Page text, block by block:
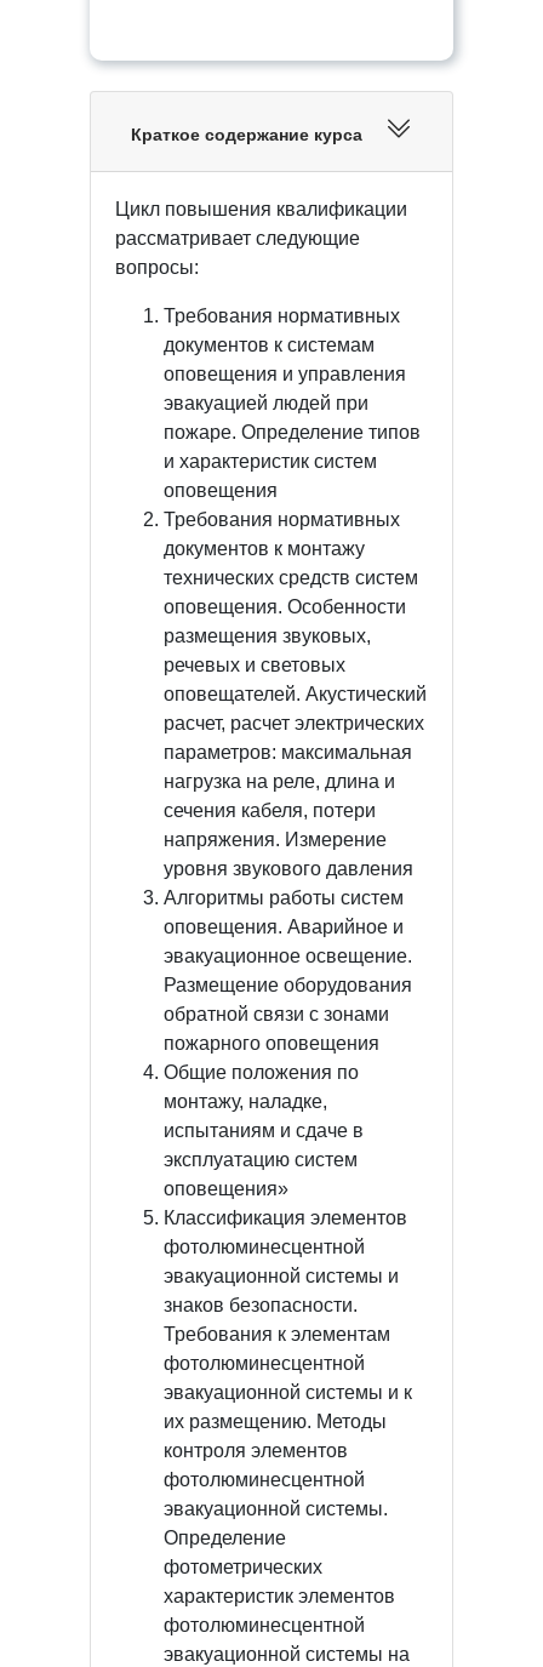
Краткое содержание курса
Цикл повышения квалификации
рассматривает следующие
вопросы:
Требования нормативных
документов к системам
оповещения и управления
эвакуацией людей при
пожаре. Определение типов
и характеристик систем
оповещения
Требования нормативных
документов к монтажу
технических средств систем
оповещения. Особенности
размещения звуковых,
речевых и световых
оповещателей. Акустический
расчет, расчет электрических
параметров: максимальная
нагрузка на реле, длина и
сечения кабеля, потери
напряжения. Измерение
уровня звукового давления
Алгоритмы работы систем
оповещения. Аварийное и
эвакуационное освещение.
Размещение оборудования
обратной связи с зонами
пожарного оповещения
Общие положения по
монтажу, наладке,
испытаниям и сдаче в
эксплуатацию систем
оповещения»
Классификация элементов
фотолюминесцентной
эвакуационной системы и
знаков безопасности.
Требования к элементам
фотолюминесцентной
эвакуационной системы и к
их размещению. Методы
контроля элементов
фотолюминесцентной
эвакуационной системы.
Определение
фотометрических
характеристик элементов
фотолюминесцентной
эвакуационной системы на